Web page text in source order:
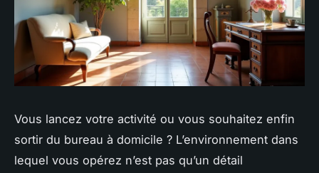
Vous lancez votre activité ou vous souhaitez enfin
sortir du bureau à domicile ? L’environnement dans
lequel vous opérez n’est pas qu’un détail